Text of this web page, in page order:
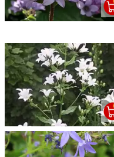
Phlox -